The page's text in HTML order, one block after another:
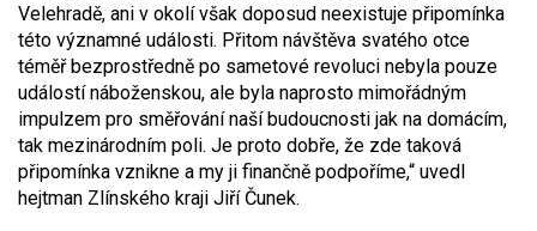
Velehradě, ani v okolí však doposud neexistuje připomínka
této významné události. Přitom návštěva svatého otce
téměř bezprostředně po sametové revoluci nebyla pouze
událostí náboženskou, ale byla naprosto mimořádným
impulzem pro směřování naší budoucnosti jak na domácím,
tak mezinárodním poli. Je proto dobře, že zde taková
připomínka vznikne a my ji finančně podpoříme,“ uvedl
hejtman Zlínského kraji Jiří Čunek.